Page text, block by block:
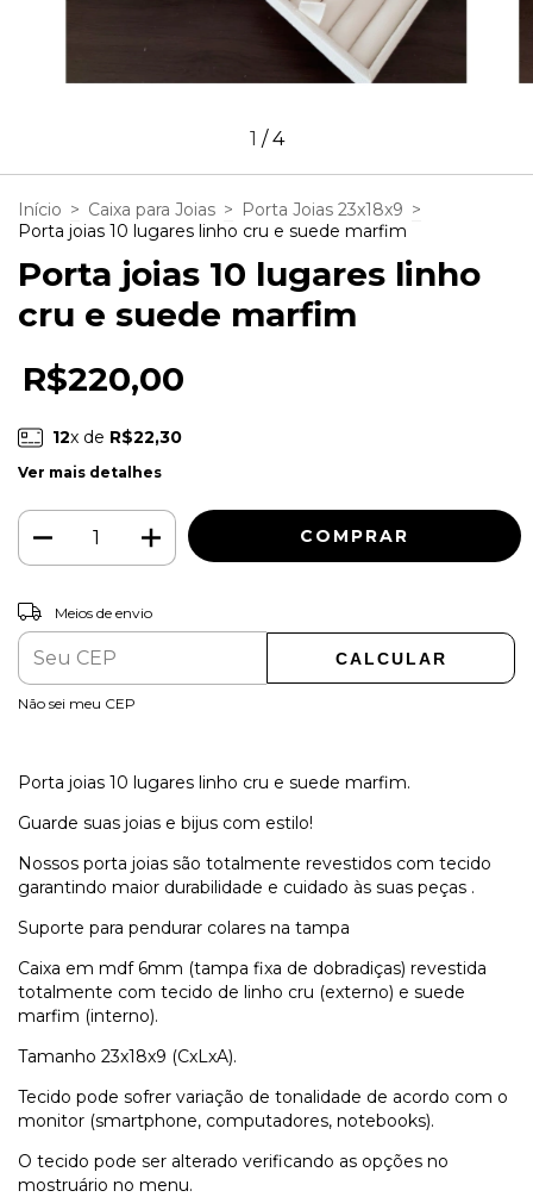
1 /4
Início > Caixa para Joias > Porta Joias 23x18x9 >
Porta joias 10 lugares linho cru e suede marfim
Porta joias 10 lugares linho
cru e suede marfim
R$220,00
12x de R$22,30
Ver mais detalhes
Entregas para o CEP:
Meios de envio
CALCULAR
Não sei meu CEP
Porta joias 10 lugares linho cru e suede marfim.
Guarde suas joias e bijus com estilo!
Nossos porta joias são totalmente revestidos com tecido
garantindo maior durabilidade e cuidado às suas peças .
Suporte para pendurar colares na tampa
Caixa em mdf 6mm (tampa fixa de dobradiças) revestida
totalmente com tecido de linho cru (externo) e suede
marfim (interno).
Tamanho 23x18x9 (CxLxA).
Tecido pode sofrer variação de tonalidade de acordo com o
monitor (smartphone, computadores, notebooks).
O tecido pode ser alterado verificando as opções no
mostruário no menu.